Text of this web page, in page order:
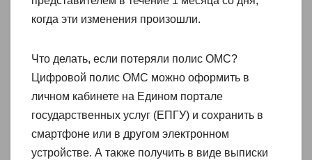
когда эти изменения произошли.
Что делать, если потеряли полис ОМС?
Цифровой полис ОМС можно оформить в
личном кабинете на Едином портале
государственных услуг (ЕПГУ) и сохранить в
смартфоне или в другом электронном
устройстве. А также получить в виде выписки